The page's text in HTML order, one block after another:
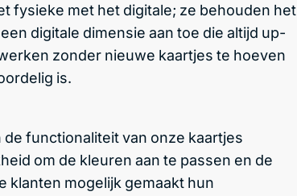
fysieke met het digitale; ze behouden het
digitale dimensie aan toe die altijd up-
zonder nieuwe kaartjes te hoeven
is.
functionaliteit van onze kaartjes
om de kleuren aan te passen en de
klanten mogelijk gemaakt hun